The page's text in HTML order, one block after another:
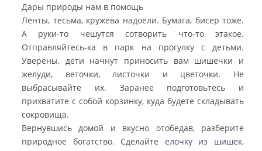
Дары природы нам в помощь
Ленты, тесьма, кружева надоели. Бумага, бисер тоже.
А руки-то чешутся сотворить что-то этакое.
Отправляйтесь-ка в парк на прогулку с детьми.
Уверены, дети начнут приносить вам шишечки и
желуди, веточки, листочки и цветочки. Не
выбрасывайте их. Заранее подготовьтесь и
прихватите с собой корзинку, куда будете складывать
сокровища.
Вернувшись домой и вкусно отобедав, разберите
природное богатство. Сделайте елочку из шишек,